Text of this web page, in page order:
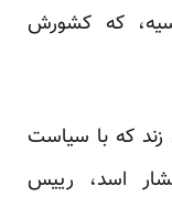
که کشورش
که با سیاست
اسد، رییس